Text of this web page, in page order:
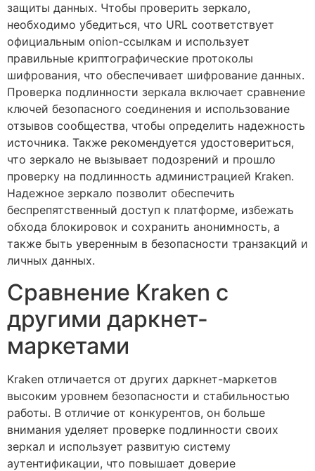
защиты данных. Чтобы проверить зеркало,
необходимо убедиться, что URL соответствует
официальным onion-ссылкам и использует
правильные криптографические протоколы
шифрования, что обеспечивает шифрование данных.
Проверка подлинности зеркала включает сравнение
ключей безопасного соединения и использование
отзывов сообщества, чтобы определить надежность
источника. Также рекомендуется удостовериться,
что зеркало не вызывает подозрений и прошло
проверку на подлинность администрацией Kraken.
Надежное зеркало позволит обеспечить
беспрепятственный доступ к платформе, избежать
обхода блокировок и сохранить анонимность, а
также быть уверенным в безопасности транзакций и
личных данных.
Сравнение Kraken с
другими даркнет-
маркетами
Kraken отличается от других даркнет-маркетов
высоким уровнем безопасности и стабильностью
работы. В отличие от конкурентов, он больше
внимания уделяет проверке подлинности своих
зеркал и использует развитую систему
аутентификации, что повышает доверие